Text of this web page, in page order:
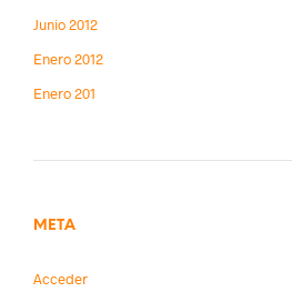
Junio 2012
Enero 2012
Enero 201
META
Acceder